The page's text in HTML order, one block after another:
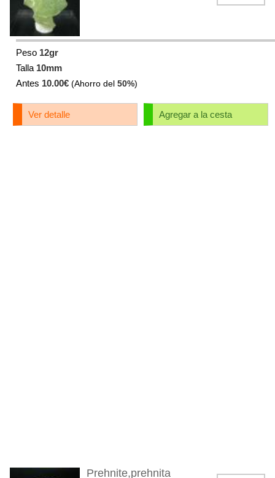
Peso 12gr
Talla 10mm
Antes 10.00€ (Ahorro del 50%)
Agregar a la cesta
Ver detalle
Prehnite,prehnita